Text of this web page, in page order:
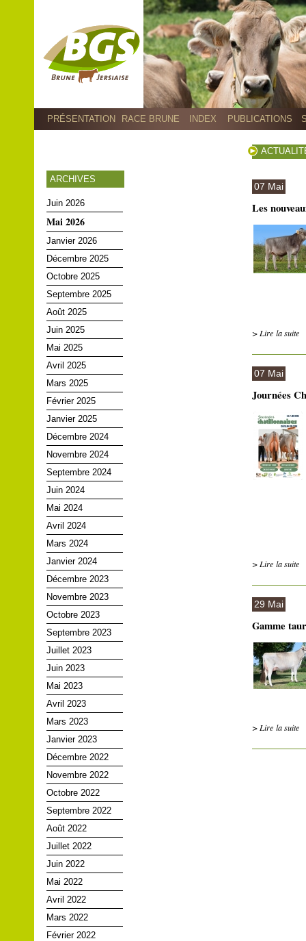
PRÉSENTATION RACE BRUNE INDEX PUBLICATIONS
ARCHIVES
Juin 2026
Mai 2026
Janvier 2026
Décembre 2025
Octobre 2025
Septembre 2025
Août 2025
Juin 2025
Mai 2025
Avril 2025
Mars 2025
Février 2025
Janvier 2025
Décembre 2024
Novembre 2024
Septembre 2024
Juin 2024
Mai 2024
Avril 2024
Mars 2024
Janvier 2024
Décembre 2023
Novembre 2023
Octobre 2023
Septembre 2023
Juillet 2023
Juin 2023
Mai 2023
Avril 2023
Mars 2023
Janvier 2023
Décembre 2022
Novembre 2022
Octobre 2022
Septembre 2022
Août 2022
Juillet 2022
Juin 2022
Mai 2022
Avril 2022
Mars 2022
Février 2022
07 Mai
Les
> Lire la suite
07 Mai
Journées
> Lire la suite
29 Mai
Gamme
> Lire la suite